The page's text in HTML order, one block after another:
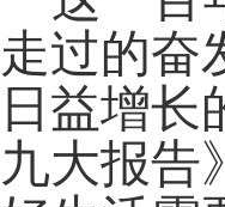
走过的奋
日益增
九大报告